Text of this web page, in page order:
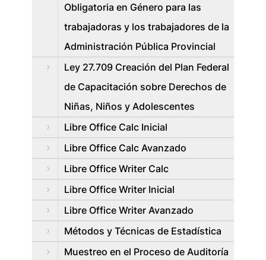
Obligatoria en Género para las
trabajadoras y los trabajadores de la
Administración Pública Provincial
Ley 27.709 Creación del Plan Federal
de Capacitación sobre Derechos de
Niñas, Niños y Adolescentes
Libre Office Calc Inicial
Libre Office Calc Avanzado
Libre Office Writer Calc
Libre Office Writer Inicial
Libre Office Writer Avanzado
Métodos y Técnicas de Estadística
Muestreo en el Proceso de Auditoría